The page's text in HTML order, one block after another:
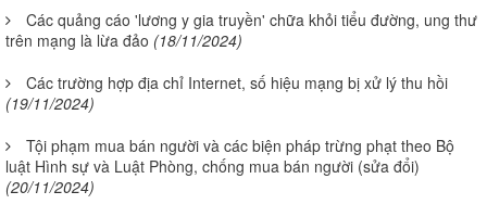
Các quảng cáo 'lương y gia truyền' chữa khỏi tiểu đường, ung thư
trên mạng là lừa đảo (18/11/2024)
Các trường hợp địa chỉ Internet, số hiệu mạng bị xử lý thu hồi
(19/11/2024)
Tội phạm mua bán người và các biện pháp trừng phạt theo Bộ
luật Hình sự và Luật Phòng, chống mua bán người (sửa đổi)
(20/11/2024)